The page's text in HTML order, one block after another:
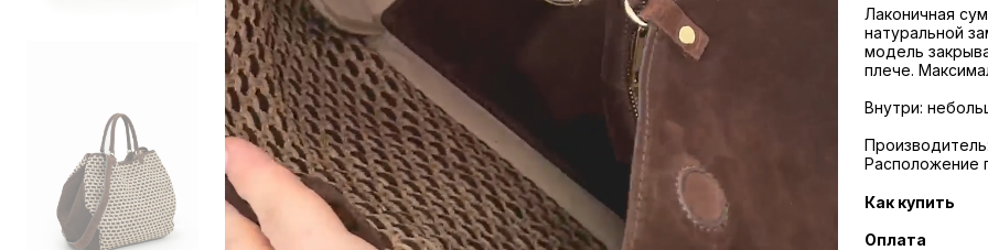
Лаконичная
натуральной
модель
плече.
Внутри:
Расположение
Как купить
Оплата